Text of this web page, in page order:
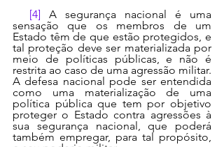
[4] A segurança nacional é uma
sensação que os membros de um
Estado têm de que estão protegidos, e
tal proteção deve ser materializada por
meio de políticas públicas, e não é
restrita ao caso de uma agressão militar.
A defesa nacional pode ser entendida
como uma materialização de uma
política pública que tem por objetivo
proteger o Estado contra agressões à
sua segurança nacional, que poderá
também empregar, para tal propósito,